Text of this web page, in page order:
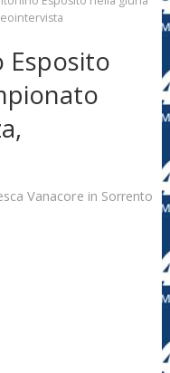
Vanacore in Sorrento